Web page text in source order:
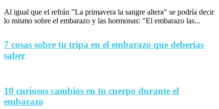
Al igual que el refrán "La primavera la sangre altera" se podría decir
lo mismo sobre el embarazo y las hormonas: "El embarazo las...
7 cosas sobre tu tripa en el embarazo que deberías
saber
10 curiosos cambios en tu cuerpo durante el
embarazo